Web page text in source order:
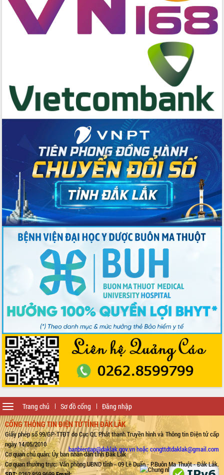
Trang chủ Sơ đồ cổng Đăng nhập
Toggle
navigation
CỔNG THÔNG TIN ĐIỆN TỬ TỈNH ĐẮK LẮK
Giấy phép số 99/GP-TTĐT do Cục QL Phát thanh Truyền hình và Thông tin Điện tử cấp
ngày 14/05/2010
Cơ quan chủ quản: Ủy ban nhân dân tỉnh Đắk Lắk
Cơ quan thường trực: Văn phòng UBND tỉnh - 09 Lê Duẩn - P.Buôn Ma Thuột - Đắk Lắk.
banbientap@daklak.gov.vn hoặc congttdtdaklak@gmail.com